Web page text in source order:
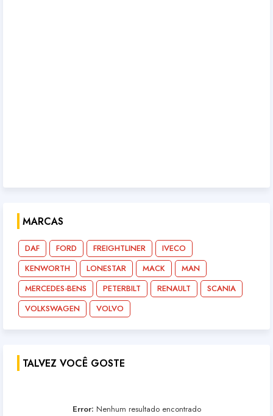
MARCAS
DAF FORD FREIGHTLINER
IVECO
KENWORTH
LONESTAR MACK
MAN
MERCEDES-BENS
PETERBILT RENAULT
SCANIA
VOLKSWAGEN
VOLVO
TALVEZ VOCÊ GOSTE
Error: Nenhum resultado encontrado